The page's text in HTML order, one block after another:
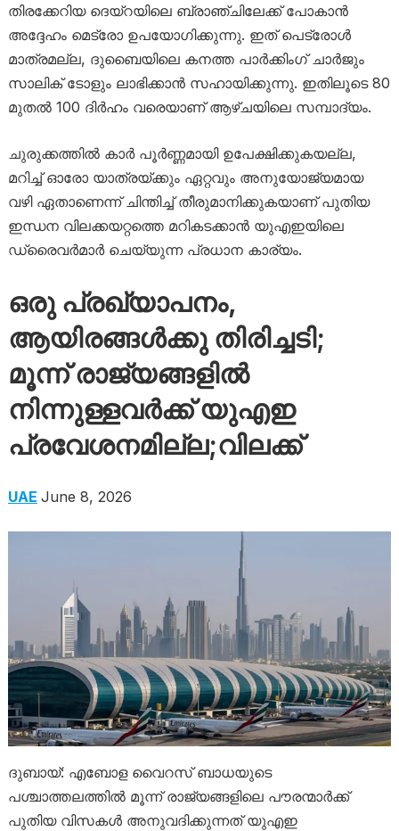
തിരക്കേറിയ ദെയ്റയിലെ ബ്രാഞ്ചിലേക്ക് പോകാൻ
അദ്ദേഹം മെട്രോ ഉപയോഗിക്കുന്നു. ഇത് പെട്രോൾ
മാത്രമല്ല, ദുബൈയിലെ കനത്ത പാർക്കിംഗ് ചാർജും
സാലിക് ടോളും ലാഭിക്കാൻ സഹായിക്കുന്നു. ഇതിലൂടെ 80
മുതൽ 100 ദിർഹം വരെയാണ് ആഴ്ചയിലെ സമ്പാദ്യം.
ചുരുക്കത്തിൽ കാർ പൂർണ്ണമായി ഉപേക്ഷിക്കുകയല്ല,
മറിച്ച് ഓരോ യാത്രയ്ക്കും ഏറ്റവും അനുയോജ്യമായ
വഴി ഏതാണെന്ന് ചിന്തിച്ച് തീരുമാനിക്കുകയാണ് പുതിയ
ഇന്ധന വിലക്കയറ്റത്തെ മറികടക്കാൻ യുഎഇയിലെ
ഡ്രൈവർമാർ ചെയ്യുന്ന പ്രധാന കാര്യം.
ഒരു പ്രഖ്യാപനം,
ആയിരങ്ങൾക്കു തിരിച്ചടി;
മൂന്ന് രാജ്യങ്ങളിൽ
നിന്നുള്ളവർക്ക് യുഎഇ
പ്രവേശനമില്ല;വിലക്ക്
UAE June 8, 2026
ദുബായ്: എബോള വൈറസ് ബാധയുടെ
പശ്ചാത്തലത്തിൽ മൂന്ന് രാജ്യങ്ങളിലെ പൗരന്മാർക്ക്
പുതിയ വിസകൾ അനുവദിക്കുന്നത് യുഎഇ